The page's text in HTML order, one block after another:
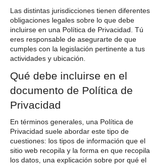
Las distintas jurisdicciones tienen diferentes
obligaciones legales sobre lo que debe
incluirse en una Política de Privacidad. Tú
eres responsable de asegurarte de que
cumples con la legislación pertinente a tus
actividades y ubicación.
Qué debe incluirse en el
documento de Política de
Privacidad
En términos generales, una Política de
Privacidad suele abordar este tipo de
cuestiones: los tipos de información que el
sitio web recopila y la forma en que recopila
los datos, una explicación sobre por qué el